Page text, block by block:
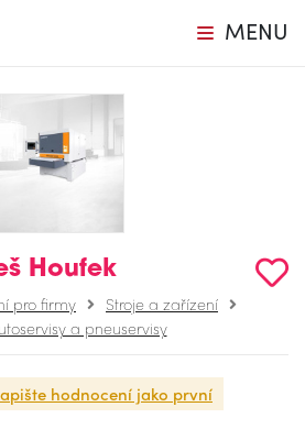
MENU
Houfek
pro firmy
Stroje a zařízení
a pneuservisy
hodnocení jako první